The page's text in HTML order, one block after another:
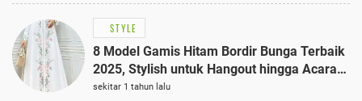
STYLE
8 Model Gamis Hitam Bordir Bunga Terbaik
2025, Stylish untuk Hangout hingga Acara
Semi-Formal
sekitar 1 tahun lalu